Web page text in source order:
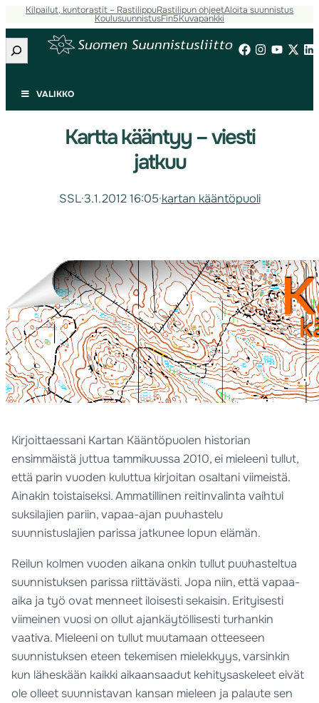
Kilpailut, kuntorastit – RastilippuRastilipun ohjeetAloita suunnistus
KoulusuunnistusFin5Kuvapankki
Etsi
VALIKKO
Kartta kääntyy – viesti
jatkuu
SSL·3.1.2012 16:05·kartan kääntöpuoli
Kirjoittaessani Kartan Kääntöpuolen historian
ensimmäistä juttua tammikuussa 2010, ei mieleeni tullut,
että parin vuoden kuluttua kirjoitan osaltani viimeistä.
Ainakin toistaiseksi. Ammatillinen reitinvalinta vaihtui
suksilajien pariin, vapaa-ajan puuhastelu
suunnistuslajien parissa jatkunee lopun elämän.
Reilun kolmen vuoden aikana onkin tullut puuhasteltua
suunnistuksen parissa riittävästi. Jopa niin, että vapaa-
aika ja työ ovat menneet iloisesti sekaisin. Erityisesti
viimeinen vuosi on ollut ajankäytöllisesti turhankin
vaativa. Mieleeni on tullut muutamaan otteeseen
suunnistuksen eteen tekemisen mielekkyys, varsinkin
kun läheskään kaikki aikaansaadut kehitysaskeleet eivät
ole olleet suunnistavan kansan mieleen ja palaute sen